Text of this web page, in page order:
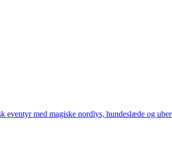
med magiske nordlys, hundeslæde og